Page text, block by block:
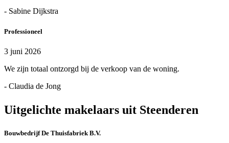
- Sabine Dijkstra
Professioneel
3 juni 2026
We zijn totaal ontzorgd bij de verkoop van de woning.
- Claudia de Jong
Uitgelichte makelaars uit Steenderen
Bouwbedrijf De Thuisfabriek B.V.